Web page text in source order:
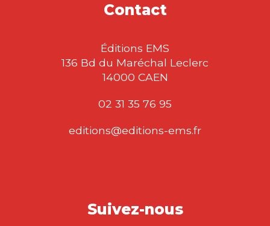
Contact
Éditions EMS
136 Bd du Maréchal Leclerc
14000 CAEN
02 31 35 76 95
editions@editions-ems.fr
Suivez-nous